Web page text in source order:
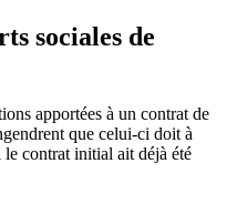
sociales de
apportées à un contrat de
que celui-ci doit à
contrat initial ait déjà été